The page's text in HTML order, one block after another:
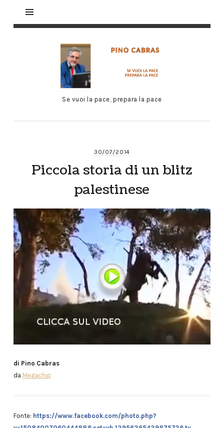
Se vuoi la pace, prepara la pace
30/07/2014
Piccola storia di un blitz
palestinese
di Pino Cabras
da Megachip
Fonte: https://www.facebook.com/photo.php?